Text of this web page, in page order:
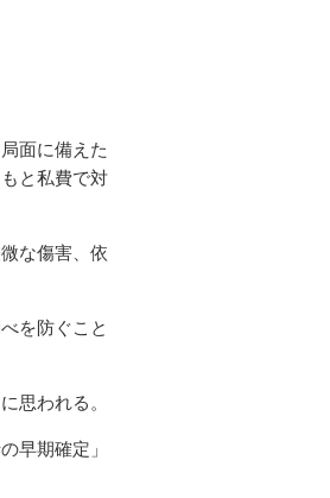
面に備えた
と私費で対
な傷害、依
を防ぐこと
思われる。
早期確定」